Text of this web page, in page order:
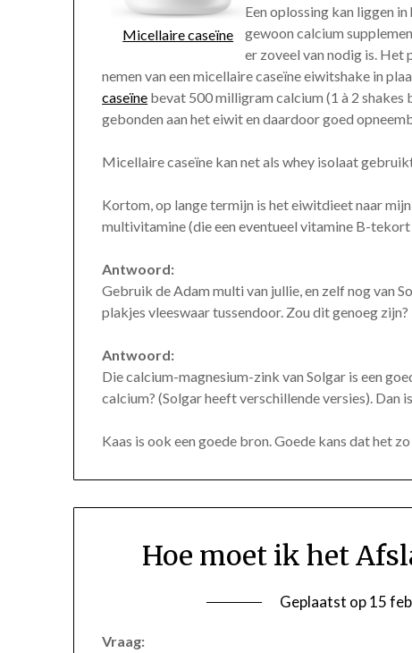
Micellaire caseïne
Een oplossing kan liggen
gewoon calcium
er zoveel van nodig is. Het
nemen van een micellaire caseïne eiwitshake in
caseïne bevat 500 milligram calcium (1 à 2
gebonden aan het eiwit en daardoor goed
Micellaire caseïne kan net als whey isolaat
Kortom, op lange termijn is het eiwitdieet naar
multivitamine (die een eventueel vitamine B-
Antwoord:
Gebruik de Adam multi van jullie, en zelf nog van
plakjes vleeswaar tussendoor. Zou dit genoeg zijn?
Antwoord:
Die calcium-magnesium-zink van Solgar is een
calcium? (Solgar heeft verschillende versies). Dan
Kaas is ook een goede bron. Goede kans dat het
Hoe moet ik het
Geplaatst op15
Vraag: